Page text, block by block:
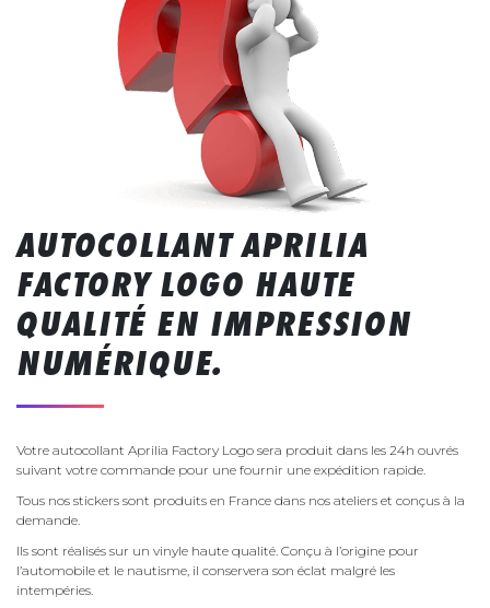
AUTOCOLLANT APRILIA
FACTORY LOGO HAUTE
QUALITÉ EN IMPRESSION
NUMÉRIQUE.
Votre autocollant Aprilia Factory Logo sera produit dans les 24h ouvrés
suivant votre commande pour une fournir une expédition rapide.
Tous nos stickers sont produits en France dans nos ateliers et conçus à la
demande.
Ils sont réalisés sur un vinyle haute qualité. Conçu à l’origine pour
l’automobile et le nautisme, il conservera son éclat malgré les
intempéries.